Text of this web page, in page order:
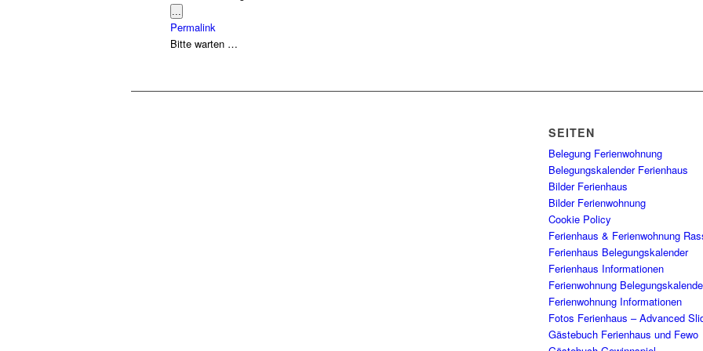
...
Metabox
ein-/ausblenden.
Permalink
Bitte warten …
SEITEN
Belegung Ferienwohnung
Belegungskalender Ferienhaus
Bilder Ferienhaus
Bilder Ferienwohnung
Cookie Policy
Ferienhaus & Ferienwohnung
Ferienhaus Belegungskalender
Ferienhaus Informationen
Ferienwohnung
Ferienwohnung Informationen
Fotos Ferienhaus – Advanced
Gästebuch Ferienhaus und Fewo